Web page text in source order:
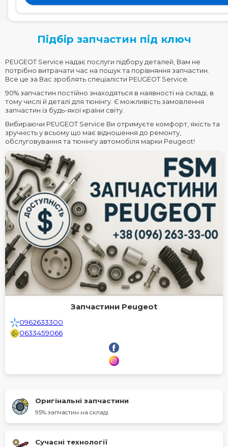
Підбір запчастин під ключ
PEUGEOT Service надає послуги підбору деталей, Вам не
потрібно витрачати час на пошук та порівняння запчастин.
Все це за Вас зроблять спеціалісти PEUGEOT Service.
90% запчастин постійно знаходяться в наявності на складі, в
тому числі й деталі для тюнінгу. Є можливість замовлення
запчастин із будь-якої країни світу.
Вибираючи PEUGEOT Service Ви отримуєте комфорт, якість та
зручність у всьому що має відношення до ремонту,
обслуговування та тюнінгу автомобіля марки Peugeot!
Запчастини Peugeot
0962633300
0633459066
Оригінальні запчастини
95% запчастин на складі.
Сучасні технології